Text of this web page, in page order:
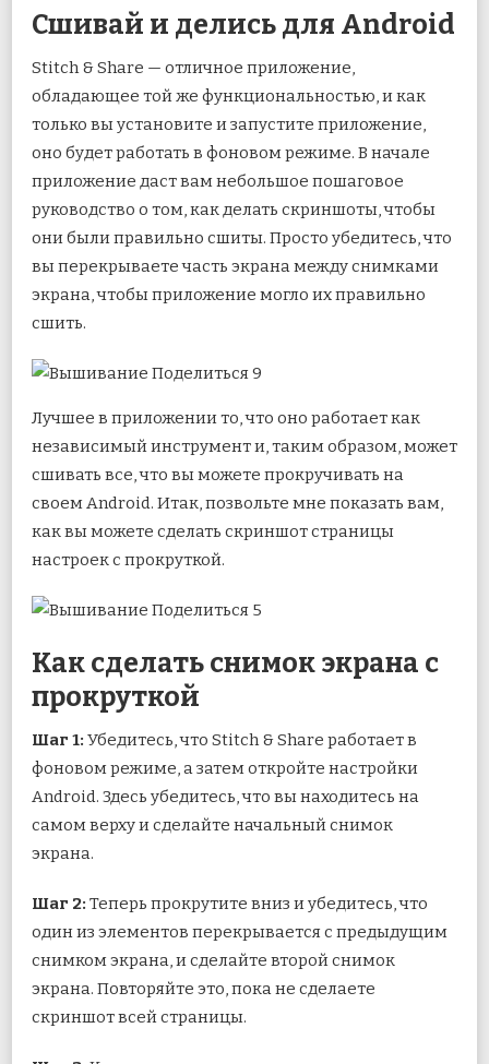
Сшивай и делись для Android
Stitch & Share — отличное приложение,
обладающее той же функциональностью, и как
только вы установите и запустите приложение,
оно будет работать в фоновом режиме. В начале
приложение даст вам небольшое пошаговое
руководство о том, как делать скриншоты, чтобы
они были правильно сшиты. Просто убедитесь, что
вы перекрываете часть экрана между снимками
экрана, чтобы приложение могло их правильно
сшить.
Лучшее в приложении то, что оно работает как
независимый инструмент и, таким образом, может
сшивать все, что вы можете прокручивать на
своем Android. Итак, позвольте мне показать вам,
как вы можете сделать скриншот страницы
настроек с прокруткой.
Как сделать снимок экрана с
прокруткой
Шаг 1: Убедитесь, что Stitch & Share работает в
фоновом режиме, а затем откройте настройки
Android. Здесь убедитесь, что вы находитесь на
самом верху и сделайте начальный снимок
экрана.
Шаг 2: Теперь прокрутите вниз и убедитесь, что
один из элементов перекрывается с предыдущим
снимком экрана, и сделайте второй снимок
экрана. Повторяйте это, пока не сделаете
скриншот всей страницы.